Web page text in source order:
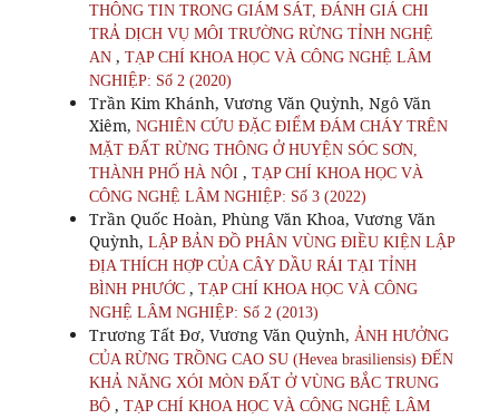
THÔNG TIN TRONG GIÁM SÁT, ĐÁNH GIÁ CHI
TRẢ DỊCH VỤ MÔI TRƯỜNG RỪNG TỈNH NGHỆ
AN , TẠP CHÍ KHOA HỌC VÀ CÔNG NGHỆ LÂM
NGHIỆP: Số 2 (2020)
Trần Kim Khánh, Vương Văn Quỳnh, Ngô Văn
Xiêm, NGHIÊN CỨU ĐẶC ĐIỂM ĐÁM CHÁY TRÊN
MẶT ĐẤT RỪNG THÔNG Ở HUYỆN SÓC SƠN,
THÀNH PHỐ HÀ NỘI , TẠP CHÍ KHOA HỌC VÀ
CÔNG NGHỆ LÂM NGHIỆP: Số 3 (2022)
Trần Quốc Hoàn, Phùng Văn Khoa, Vương Văn
Quỳnh, LẬP BẢN ĐỒ PHÂN VÙNG ĐIỀU KIỆN LẬP
ĐỊA THÍCH HỢP CỦA CÂY DẦU RÁI TẠI TỈNH
BÌNH PHƯỚC , TẠP CHÍ KHOA HỌC VÀ CÔNG
NGHỆ LÂM NGHIỆP: Số 2 (2013)
Trương Tất Đơ, Vương Văn Quỳnh, ẢNH HƯỞNG
CỦA RỪNG TRỒNG CAO SU (Hevea brasiliensis) ĐẾN
KHẢ NĂNG XÓI MÒN ĐẤT Ở VÙNG BẮC TRUNG
BỘ , TẠP CHÍ KHOA HỌC VÀ CÔNG NGHỆ LÂM